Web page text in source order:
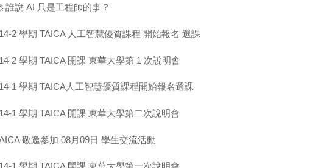
誰說 AI 只是工程師的事？
2 學期 TAICA 人工智慧優質課程 開始報名 選課
2 學期 TAICA 開課 東華大學第 1 次說明會
1 學期 TAICA人工智慧優質課程開始報名選課
1 學期 TAICA 開課 東華大學第二次說明會
敬邀參加 08月09日 學生交流活動